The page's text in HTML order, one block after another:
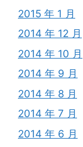
2015 年 1 月
2014 年 12 月
2014 年 10 月
2014 年 9 月
2014 年 8 月
2014 年 7 月
2014 年 6 月